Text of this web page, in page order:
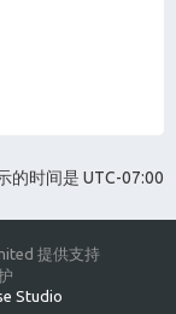
的时间是 UTC-07:00
提供支持
Studio